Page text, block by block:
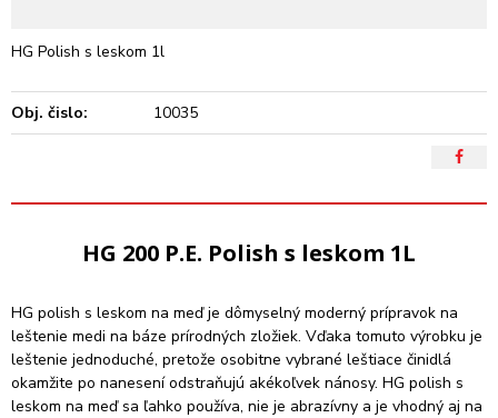
HG Polish s leskom 1l
Obj. čislo: 10035
HG 200 P.E. Polish s leskom 1L
HG polish s leskom na meď je dômyselný moderný prípravok na
leštenie medi na báze prírodných zložiek. Vďaka tomuto výrobku je
leštenie jednoduché, pretože osobitne vybrané leštiace činidlá
okamžite po nanesení odstraňujú akékoľvek nánosy. HG polish s
leskom na meď sa ľahko používa, nie je abrazívny a je vhodný aj na